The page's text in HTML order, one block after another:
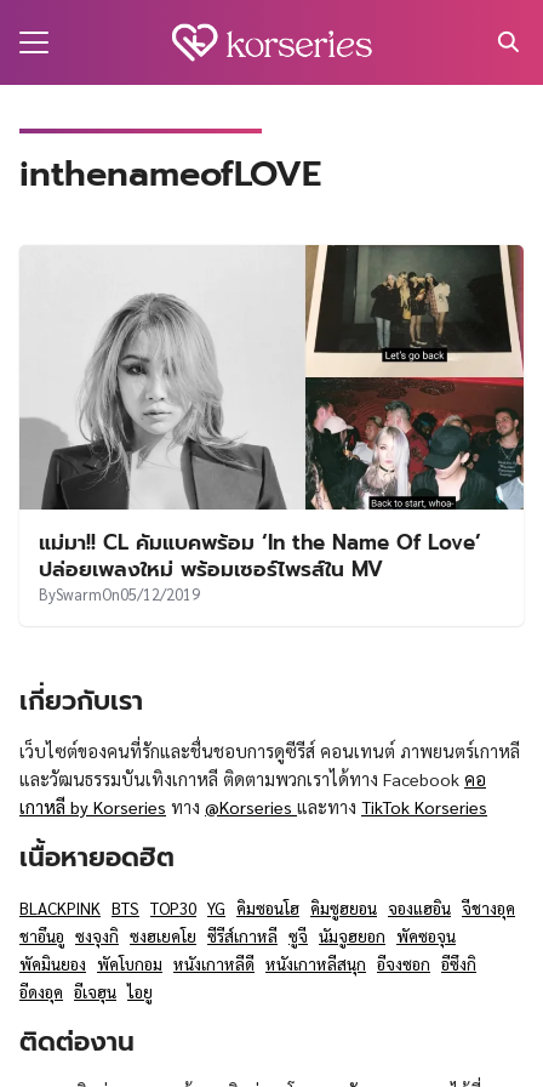
inthenameofLOVE
แม่มา!! CL คัมแบคพร้อม ‘In the Name Of Love’
ปล่อยเพลงใหม่ พร้อมเซอร์ไพรส์ใน MV
BySwarmOn05/12/2019
เกี่ยวกับเรา
เว็บไซต์ของคนที่รักและชื่นชอบการดูซีรีส์ คอนเทนต์ ภาพยนตร์เกาหลี
และวัฒนธรรมบันเทิงเกาหลี ติดตามพวกเราได้ทาง Facebook คอ
เกาหลี by Korseries ทาง @Korseries และทาง TikTok Korseries
เนื้อหายอดฮิต
BLACKPINK BTS TOP30 YG คิมซอนโฮ คิมซูฮยอน จองแฮอิน จีชางอุค
ชาอึนอู ซงจุงกิ ซงฮเยคโย ซีรีส์เกาหลี ซูจี นัมจูฮยอก พัคซอจุน
พัคมินยอง พัคโบกอม หนังเกาหลีดี หนังเกาหลีสนุก อีจงซอก อีซึงกิ
อีดงอุค อีเจฮุน ไอยู
ติดต่องาน